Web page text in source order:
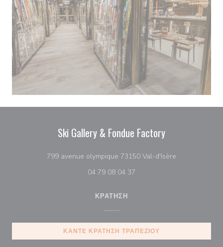
Ski Gallery & Fondue Factory
799 avenue olympique 73150 Val-d'Isère
04 79 08 04 37
ΚΡΆΤΗΣΗ
ΚΆΝΤΕ ΚΡΆΤΗΣΗ ΤΡΑΠΕΖΙΟΎ